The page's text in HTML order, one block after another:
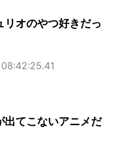
オのやつ好きだっ
出てこないアニメだ